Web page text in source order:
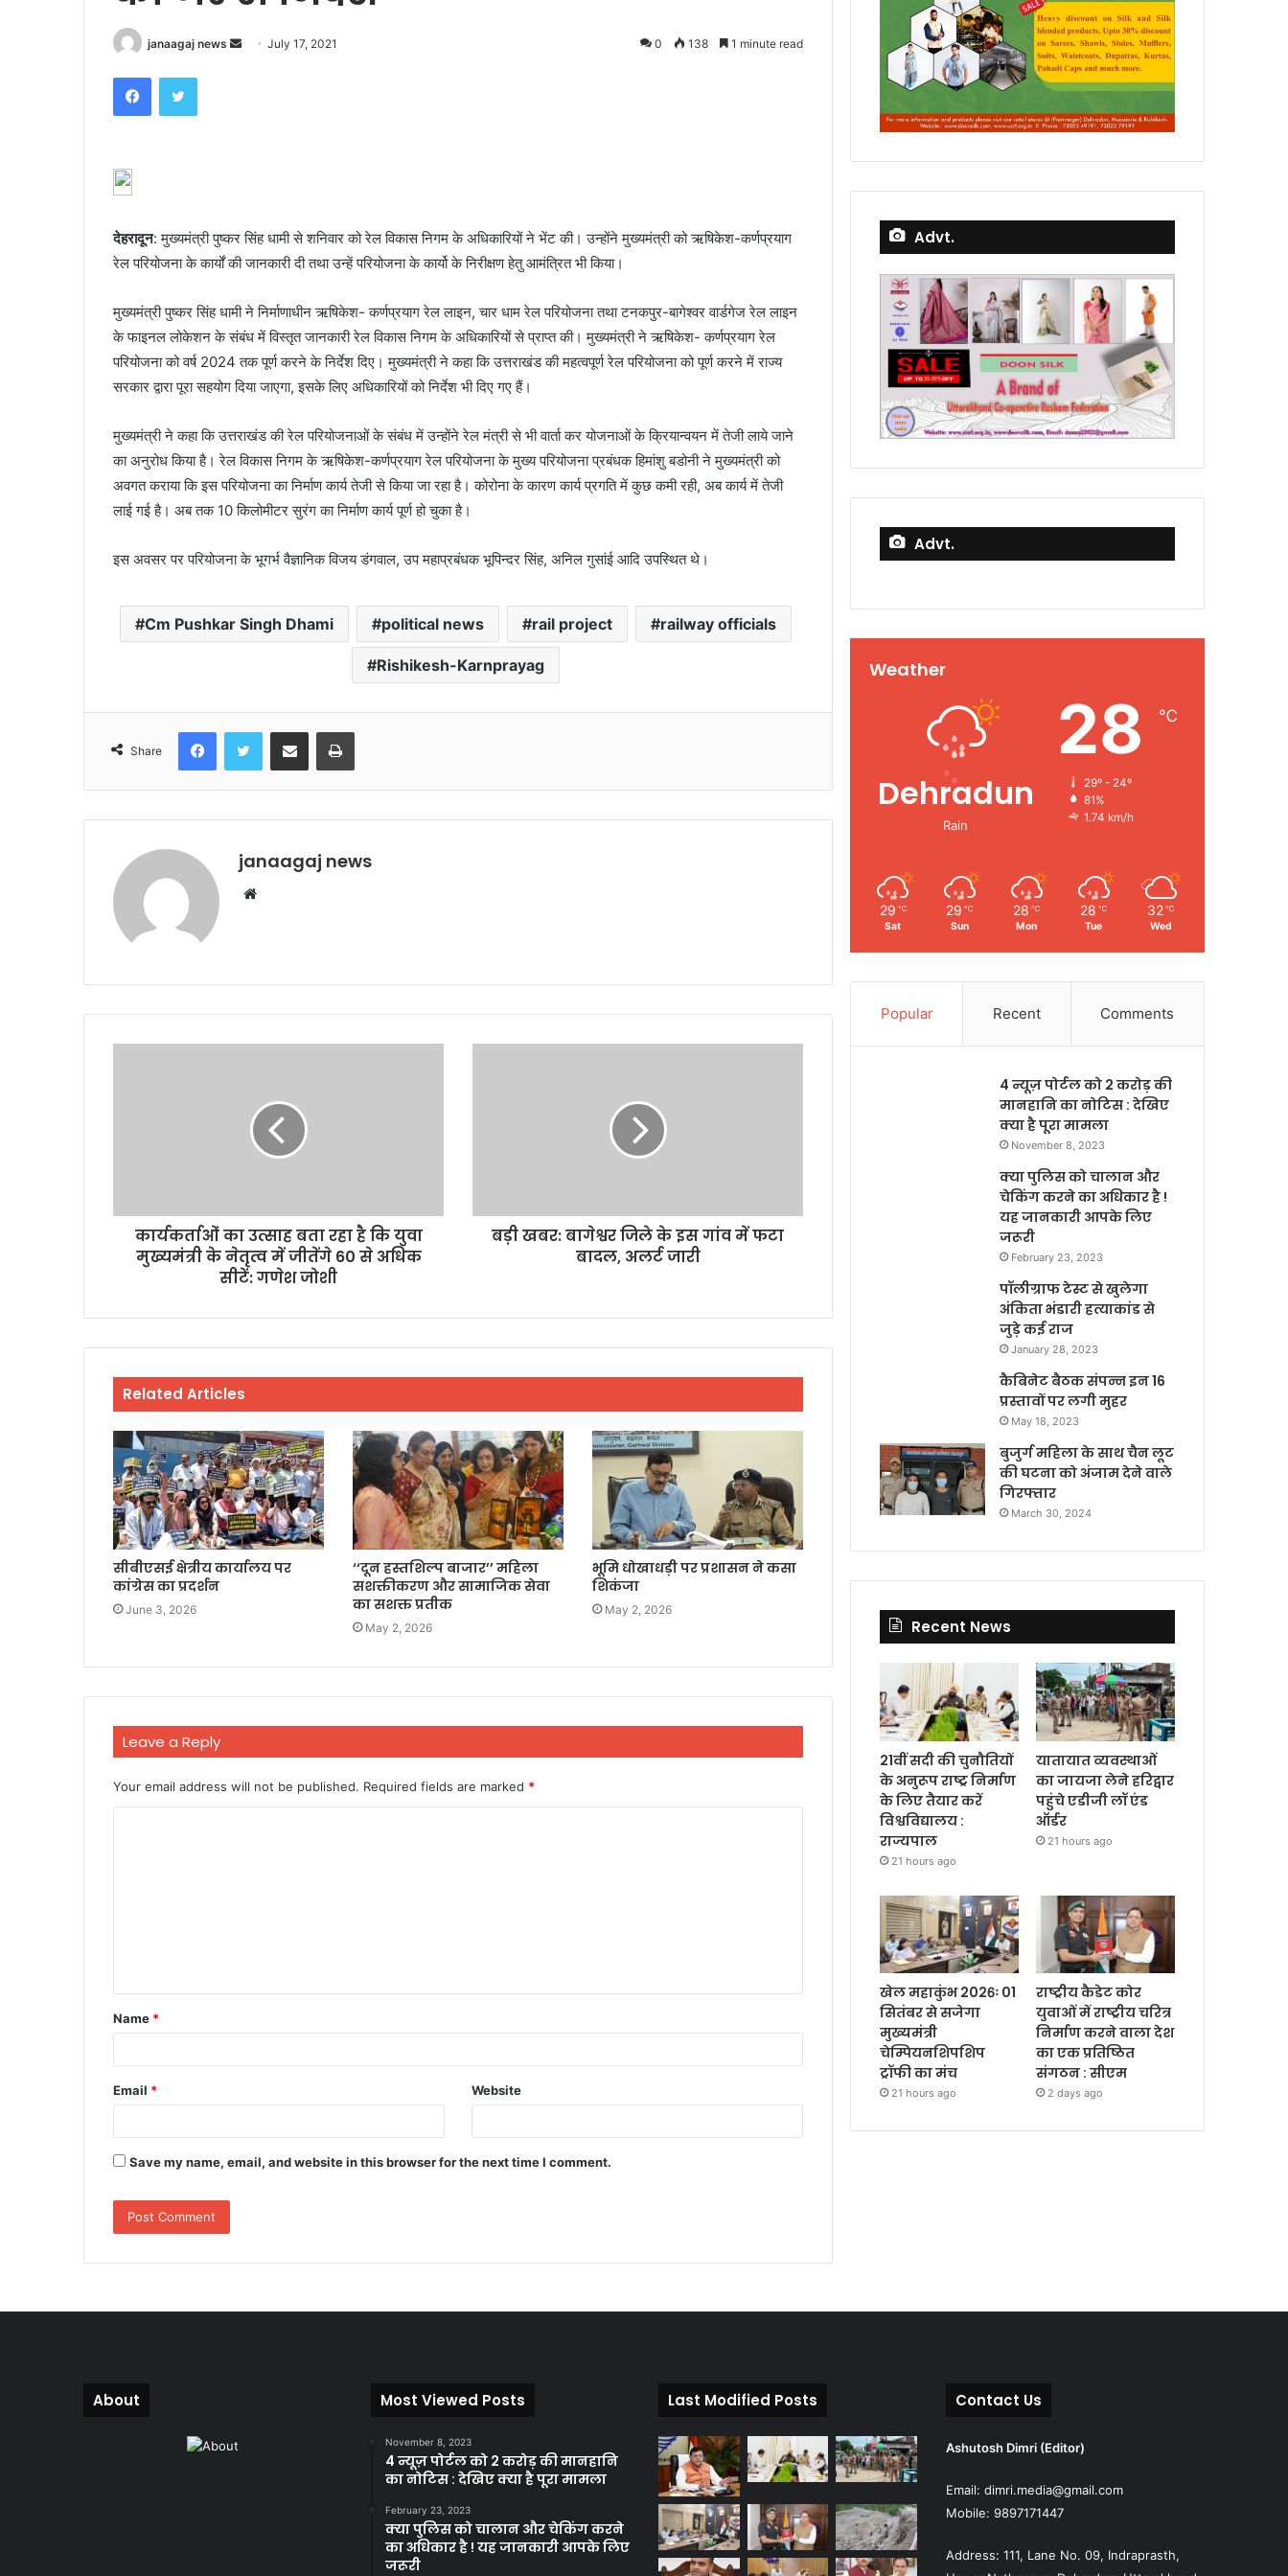
janaagaj news
SendJuly 17, 2021 0 138 1 minute read
FacebookTwitter
देहरादून: मुख्यमंत्री पुष्कर सिंह धामी से शनिवार को रेल विकास निगम के अधिकारियों ने भेंट की। उन्होंने मुख्यमंत्री को ऋषिकेश-कर्णप्रयाग
रेल परियोजना के कार्यों की जानकारी दी तथा उन्हें परियोजना के कार्यो के निरीक्षण हेतु आमंत्रित भी किया।
मुख्यमंत्री पुष्कर सिंह धामी ने निर्माणाधीन ऋषिकेश- कर्णप्रयाग रेल लाइन, चार धाम रेल परियोजना तथा टनकपुर-बागेश्वर वार्डगेज रेल लाइन
के फाइनल लोकेशन के संबंध में विस्तृत जानकारी रेल विकास निगम के अधिकारियों से प्राप्त की। मुख्यमंत्री ने ऋषिकेश- कर्णप्रयाग रेल
परियोजना को वर्ष 2024 तक पूर्ण करने के निर्देश दिए। मुख्यमंत्री ने कहा कि उत्तराखंड की महत्वपूर्ण रेल परियोजना को पूर्ण करने में राज्य
सरकार द्वारा पूरा सहयोग दिया जाएगा, इसके लिए अधिकारियों को निर्देश भी दिए गए हैं।
मुख्यमंत्री ने कहा कि उत्तराखंड की रेल परियोजनाओं के संबंध में उन्होंने रेल मंत्री से भी वार्ता कर योजनाओं के क्रियान्वयन में तेजी लाये जाने
का अनुरोध किया है। रेल विकास निगम के ऋषिकेश-कर्णप्रयाग रेल परियोजना के मुख्य परियोजना प्रबंधक हिमांशु बडोनी ने मुख्यमंत्री को
अवगत कराया कि इस परियोजना का निर्माण कार्य तेजी से किया जा रहा है। कोरोना के कारण कार्य प्रगति में कुछ कमी रही, अब कार्य में तेजी
लाई गई है। अब तक 10 किलोमीटर सुरंग का निर्माण कार्य पूर्ण हो चुका है।
इस अवसर पर परियोजना के भूगर्भ वैज्ञानिक विजय डंगवाल, उप महाप्रबंधक भूपिन्दर सिंह, अनिल गुसांई आदि उपस्थित थे।
Cm Pushkar Singh Dhami political news rail project railway officials
Rishikesh-Karnprayag
Share
FacebookTwitter Share via Email Print
janaagaj news
Website
कार्यकर्ताओं का उत्साह बता रहा है कि युवा
मुख्यमंत्री के नेतृत्व में जीतेंगे 60 से अधिक
सीटें: गणेश जोशी
बड़ी खबर: बागेश्वर जिले के इस गांव में फटा
बादल, अलर्ट जारी
Related Articles
सीबीएसई क्षेत्रीय कार्यालय पर
कांग्रेस का प्रदर्शन
June 3, 2026
‘‘दून हस्तशिल्प बाजार’’ महिला
सशक्तीकरण और सामाजिक सेवा
का सशक्त प्रतीक
May 2, 2026
भूमि धोखाधड़ी पर प्रशासन ने कसा
शिकंजा
May 2, 2026
Leave a Reply
Your email address will not be published. Required fields are marked *
t
*
Name *
Email * Website
Save my name, email, and website in this browser for the next time I comment.
Advt.
Advt.
Weather
Dehradun
Rain
28 ℃
29º - 24º
81%
1.74 km/h
29 ℃
Sat
29 ℃
Sun
28 ℃
Mon
28 ℃
Tue
32 ℃
Wed
Popular Recent Comments
4 न्यूज़ पोर्टल को 2 करोड़ की
मानहानि का नोटिस : देखिए
क्या है पूरा मामला
November 8, 2023
क्या पुलिस को चालान और
चेकिंग करने का अधिकार है !
यह जानकारी आपके लिए
जरूरी
February 23, 2023
पॉलीग्राफ टेस्ट से खुलेगा
अंकिता भंडारी हत्याकांड से
जुड़े कई राज
January 28, 2023
कैबिनेट बैठक संपन्न इन 16
प्रस्तावों पर लगी मुहर
May 18, 2023
बुजुर्ग महिला के साथ चैन लूट
की घटना को अंजाम देने वाले
गिरफ्तार
March 30, 2024
Recent News
21वीं सदी की चुनौतियों
के अनुरूप राष्ट्र निर्माण
के लिए तैयार करें
विश्वविद्यालय :
राज्यपाल
21 hours ago
यातायात व्यवस्थाओं
का जायजा लेने हरिद्वार
पहुंचे एडीजी लॉ एंड
ऑर्डर
21 hours ago
खेल महाकुंभ 2026ः 01
सितंबर से सजेगा
मुख्यमंत्री
चेम्पियनशिपशिप
ट्रॉफी का मंच
21 hours ago
राष्ट्रीय कैडेट कोर
युवाओं में राष्ट्रीय चरित्र
निर्माण करने वाला देश
का एक प्रतिष्ठित
संगठन : सीएम
2 days ago
About Most Viewed Posts
November 8, 2023
4 न्यूज़ पोर्टल को 2 करोड़ की मानहानि
का नोटिस : देखिए क्या है पूरा मामला
February 23, 2023
क्या पुलिस को चालान और चेकिंग करने
का अधिकार है ! यह जानकारी आपके लिए
जरूरी
Last Modified Posts Contact Us
Ashutosh Dimri (Editor)
Email: dimri.media@gmail.com
Mobile: 9897171447
Address: 111, Lane No. 09, Indraprasth,